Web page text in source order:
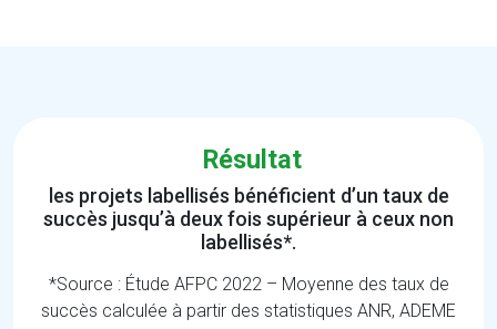
Résultat
les projets labellisés bénéficient d’un taux de
succès jusqu’à deux fois supérieur à ceux non
labellisés*.
*Source : Étude AFPC 2022 – Moyenne des taux de
succès calculée à partir des statistiques ANR, ADEME